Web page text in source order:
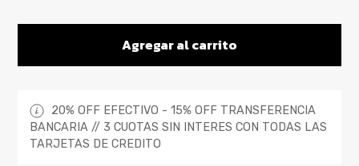
Agregar al carrito
20% OFF EFECTIVO - 15% OFF TRANSFERENCIA
BANCARIA // 3 CUOTAS SIN INTERES CON TODAS LAS
TARJETAS DE CREDITO